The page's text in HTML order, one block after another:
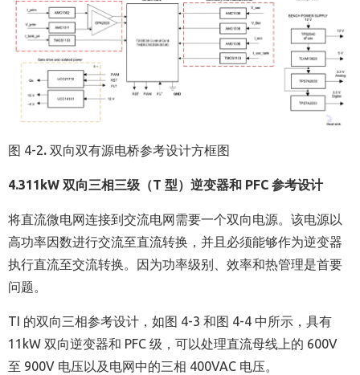
图 4-2. 双向双有源电桥参考设计方框图
4.311kW 双向三相三级（T 型）逆变器和 PFC 参考设计
将直流微电网连接到交流电网需要一个双向电源。该电源以
高功率因数进行交流至直流转换，并且必须能够作为逆变器
执行直流至交流转换。因为功率级别、效率和热管理是首要
问题。
TI 的双向三相参考设计，如图 4-3 和图 4-4 中所示，具有
11kW 双向逆变器和 PFC 级，可以处理直流母线上的 600V
至 900V 电压以及电网中的三相 400VAC 电压。